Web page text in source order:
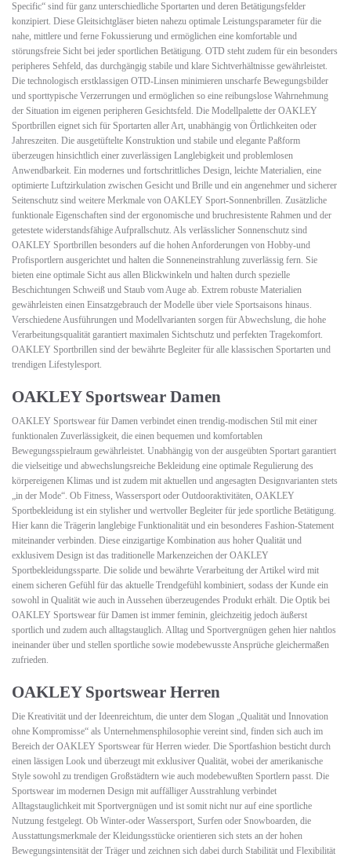
Specific“ sind für ganz unterschiedliche Sportarten und deren Betätigungsfelder
konzipiert. Diese Gleitsichtgläser bieten nahezu optimale Leistungsparameter für die
nahe, mittlere und ferne Fokussierung und ermöglichen eine komfortable und
störungsfreie Sicht bei jeder sportlichen Betätigung. OTD steht zudem für ein besonders
peripheres Sehfeld, das durchgängig stabile und klare Sichtverhältnisse gewährleistet.
Die technologisch erstklassigen OTD-Linsen minimieren unscharfe Bewegungsbilder
und sporttypische Verzerrungen und ermöglichen so eine reibungslose Wahrnehmung
der Situation im eigenen peripheren Gesichtsfeld. Die Modellpalette der OAKLEY
Sportbrillen eignet sich für Sportarten aller Art, unabhängig von Örtlichkeiten oder
Jahreszeiten. Die ausgetüftelte Konstruktion und stabile und elegante Paßform
überzeugen hinsichtlich einer zuverlässigen Langlebigkeit und problemlosen
Anwendbarkeit. Ein modernes und fortschrittliches Design, leichte Materialien, eine
optimierte Luftzirkulation zwischen Gesicht und Brille und ein angenehmer und sicherer
Seitenschutz sind weitere Merkmale von OAKLEY Sport-Sonnenbrillen. Zusätzliche
funktionale Eigenschaften sind der ergonomische und bruchresistente Rahmen und der
getestete widerstandsfähige Aufprallschutz. Als verlässlicher Sonnenschutz sind
OAKLEY Sportbrillen besonders auf die hohen Anforderungen von Hobby-und
Profisportlern ausgerichtet und halten die Sonneneinstrahlung zuverlässig fern. Sie
bieten eine optimale Sicht aus allen Blickwinkeln und halten durch spezielle
Beschichtungen Schweiß und Staub vom Auge ab. Extrem robuste Materialien
gewährleisten einen Einsatzgebrauch der Modelle über viele Sportsaisons hinaus.
Verschiedene Ausführungen und Modellvarianten sorgen für Abwechslung, die hohe
Verarbeitungsqualität garantiert maximalen Sichtschutz und perfekten Tragekomfort.
OAKLEY Sportbrillen sind der bewährte Begleiter für alle klassischen Sportarten und
trendigen Lifestylesport.
OAKLEY Sportswear Damen
OAKLEY Sportswear für Damen verbindet einen trendig-modischen Stil mit einer
funktionalen Zuverlässigkeit, die einen bequemen und komfortablen
Bewegungsspielraum gewährleistet. Unabhängig von der ausgeübten Sportart garantiert
die vielseitige und abwechslungsreiche Bekleidung eine optimale Regulierung des
körpereigenen Klimas und ist zudem mit aktuellen und angesagten Designvarianten stets
„in der Mode“. Ob Fitness, Wassersport oder Outdooraktivitäten, OAKLEY
Sportbekleidung ist ein stylisher und wertvoller Begleiter für jede sportliche Betätigung.
Hier kann die Trägerin langlebige Funktionalität und ein besonderes Fashion-Statement
miteinander verbinden. Diese einzigartige Kombination aus hoher Qualität und
exklusivem Design ist das traditionelle Markenzeichen der OAKLEY
Sportbekleidungssparte. Die solide und bewährte Verarbeitung der Artikel wird mit
einem sicheren Gefühl für das aktuelle Trendgefühl kombiniert, sodass der Kunde ein
sowohl in Qualität wie auch in Aussehen überzeugendes Produkt erhält. Die Optik bei
OAKLEY Sportswear für Damen ist immer feminin, gleichzeitig jedoch äußerst
sportlich und zudem auch alltagstauglich. Alltag und Sportvergnügen gehen hier nahtlos
ineinander über und stellen sportliche sowie modebewusste Ansprüche gleichermaßen
zufrieden.
OAKLEY Sportswear Herren
Die Kreativität und der Ideenreichtum, die unter dem Slogan „Qualität und Innovation
ohne Kompromisse“ als Unternehmensphilosophie vereint sind, finden sich auch im
Bereich der OAKLEY Sportswear für Herren wieder. Die Sportfashion besticht durch
einen lässigen Look und überzeugt mit exklusiver Qualität, wobei der amerikanische
Style sowohl zu trendigen Großstädtern wie auch modebewußten Sportlern passt. Die
Sportswear im modernen Design mit auffälliger Ausstrahlung verbindet
Alltagstauglichkeit mit Sportvergnügen und ist somit nicht nur auf eine sportliche
Nutzung festgelegt. Ob Winter-oder Wassersport, Surfen oder Snowboarden, die
Ausstattungsmerkmale der Kleidungsstücke orientieren sich stets an der hohen
Bewegungsintensität der Träger und zeichnen sich dabei durch Stabilität und Flexibilität